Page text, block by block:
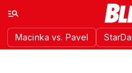
Macinka vs. Pavel